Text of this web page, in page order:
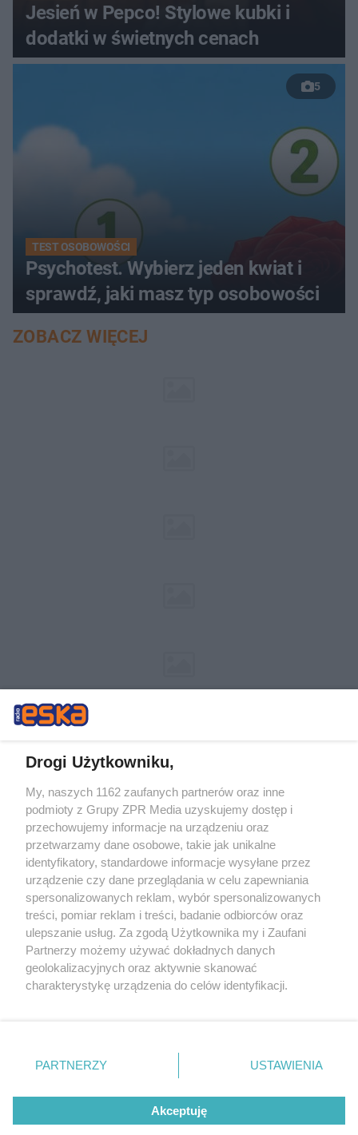
Jesień w Pepco! Stylowe kubki i
dodatki w świetnych cenach
5
TEST OSOBOWOŚCI
Psychotest. Wybierz jeden kwiat i
sprawdź, jaki masz typ osobowości
ZOBACZ WIĘCEJ
Żaden utwór zamieszczony w serwisie nie może być powielany i
rozpowszechniany lub dalej rozpowszechniany w jakikolwiek sposób (w
tym także elektroniczny lub mechaniczny) na jakimkolwiek polu
eksploatacji w jakiejkolwiek formie, włącznie z umieszczaniem w
Internecie bez pisemnej zgody właściciela praw. Jakiekolwiek użycie lub
wykorzystanie utworów w całości lub w części z naruszeniem prawa,
tzn. bez właściwej zgody, jest zabronione pod groźbą kary i może być
ścigane prawnie.
© 2026 Grupa ZPR Media
Drogi Użytkowniku,
My, naszych 1162 zaufanych partnerów oraz inne
podmioty z Grupy ZPR Media uzyskujemy dostęp i
przechowujemy informacje na urządzeniu oraz
przetwarzamy dane osobowe, takie jak unikalne
identyfikatory, standardowe informacje wysyłane przez
urządzenie czy dane przeglądania w celu zapewniania
spersonalizowanych reklam, wybór spersonalizowanych
treści, pomiar reklam i treści, badanie odbiorców oraz
ulepszanie usług. Za zgodą Użytkownika my i Zaufani
Partnerzy możemy używać dokładnych danych
geolokalizacyjnych oraz aktywnie skanować
charakterystykę urządzenia do celów identyfikacji.
zmienić/wycofać klikając przycisk ustawień prywatności
znajdujący się w lewym dolnym rogu strony
rodzaje przetwarzania danych nie wymagają zgody
użytkownika, ale masz prawo sprzeciwić się takiemu
przetwarzaniu. Preferencje będą miały zastosowanie tylko
PARTNERZY USTAWIENIA
Akceptuję